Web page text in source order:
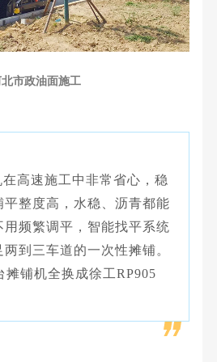
市政油面施工
高速施工中非常省心，稳
平整度高，水稳、沥青都能
频繁调平，智能找平系统
到三车道的一次性摊铺。
摊铺机全换成徐工RP905